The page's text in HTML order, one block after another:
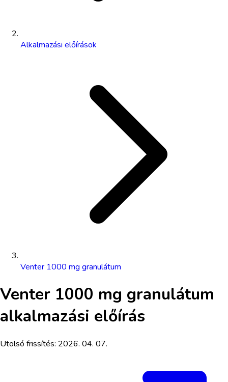
Alkalmazási előírások
Venter 1000 mg granulátum
Venter 1000 mg granulátum
alkalmazási előírás
Utolsó frissítés: 2026. 04. 07.